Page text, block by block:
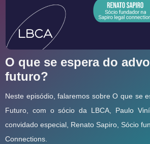
O que se espera do
futuro?
Neste episódio, falaremos sobre O que se
Futuro, com o sócio da LBCA, Paulo
convidado especial, Renato Sapiro, Sócio
Connections.